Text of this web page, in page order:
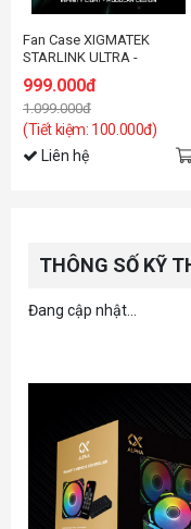
Fan Case XIGMATEK
STARLINK ULTRA -
999.000đ
1.099.000đ
(Tiết kiệm: 100.000đ)
Liên hệ
THÔNG SỐ KỸ
Đang cập nhật...